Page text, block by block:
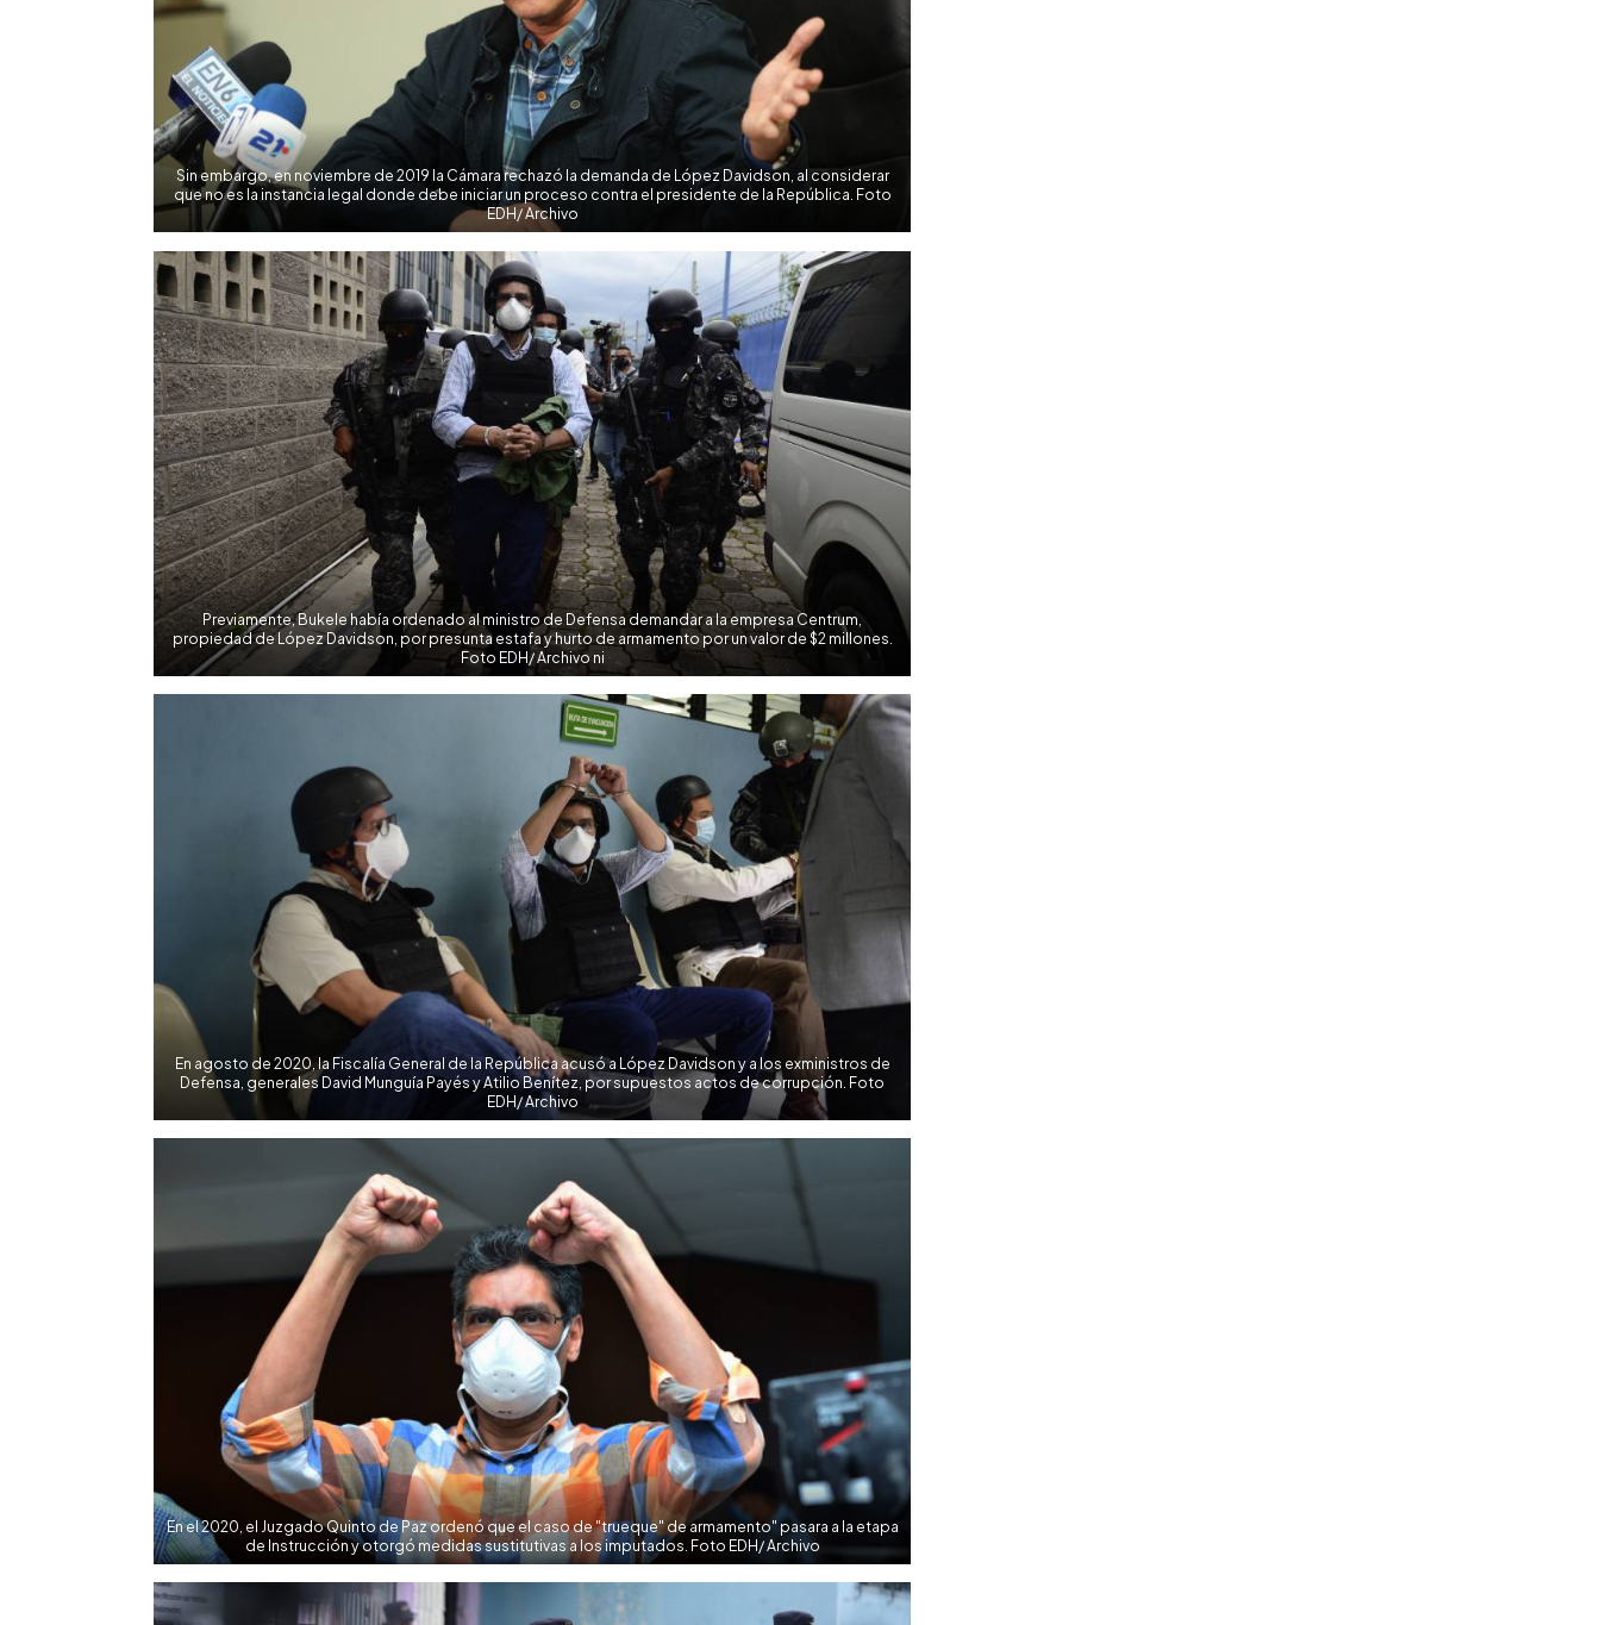
Sin embargo, en noviembre de 2019 la Cámara rechazó la demanda de López Davidson, al considerar
que no es la instancia legal donde debe iniciar un proceso contra el presidente de la República. Foto
EDH/ Archivo
Previamente, Bukele había ordenado al ministro de Defensa demandar a la empresa Centrum,
propiedad de López Davidson, por presunta estafa y hurto de armamento por un valor de $2 millones.
Foto EDH/ Archivo ni
En agosto de 2020, la Fiscalía General de la República acusó a López Davidson y a los exministros de
Defensa, generales David Munguía Payés y Atilio Benítez, por supuestos actos de corrupción. Foto
EDH/ Archivo
En el 2020, el Juzgado Quinto de Paz ordenó que el caso de "trueque" de armamento" pasara a la etapa
de Instrucción y otorgó medidas sustitutivas a los imputados. Foto EDH/ Archivo